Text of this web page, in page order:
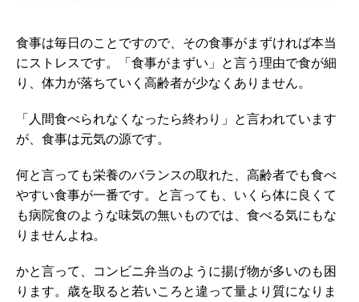
食事は毎日のことですので、その食事がまずければ本当
にストレスです。「食事がまずい」と言う理由で食が細
り、体力が落ちていく高齢者が少なくありません。
「人間食べられなくなったら終わり」と言われています
が、食事は元気の源です。
何と言っても栄養のバランスの取れた、高齢者でも食べ
やすい食事が一番です。と言っても、いくら体に良くて
も病院食のような味気の無いものでは、食べる気にもな
りませんよね。
かと言って、コンビニ弁当のように揚げ物が多いのも困
ります。歳を取ると若いころと違って量より質になりま